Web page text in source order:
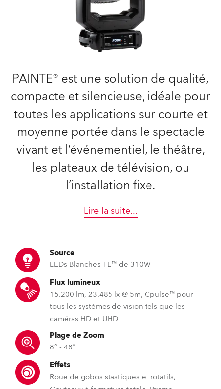
PAINTE® est une solution de qualité,
compacte et silencieuse, idéale pour
toutes les applications sur courte et
moyenne portée dans le spectacle
vivant et l’événementiel, le théâtre,
les plateaux de télévision, ou
l’installation fixe.
Lire la suite...
Source
LEDs Blanches TE™ de 310W
Flux lumineux
15.200 lm, 23.485 lx @ 5m, Cpulse™ pour
tous les systèmes de vision tels que les
caméras HD et UHD
Plage de Zoom
8° - 48°
Effets
Roue de gobos stastiques et rotatifs,